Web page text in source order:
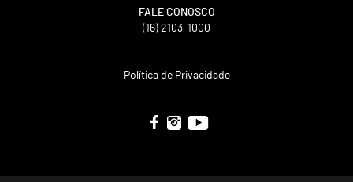
FALE CONOSCO
(16) 2103-1000
Política de Privacidade